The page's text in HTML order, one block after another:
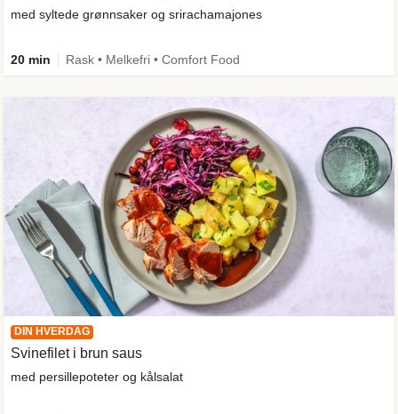
DIN HVERDAG
Svinefilet i brun saus
med persillepoteter og kålsalat
med syltede grønnsaker og srirachamajones
20 min Rask • Melkefri • Comfort Food